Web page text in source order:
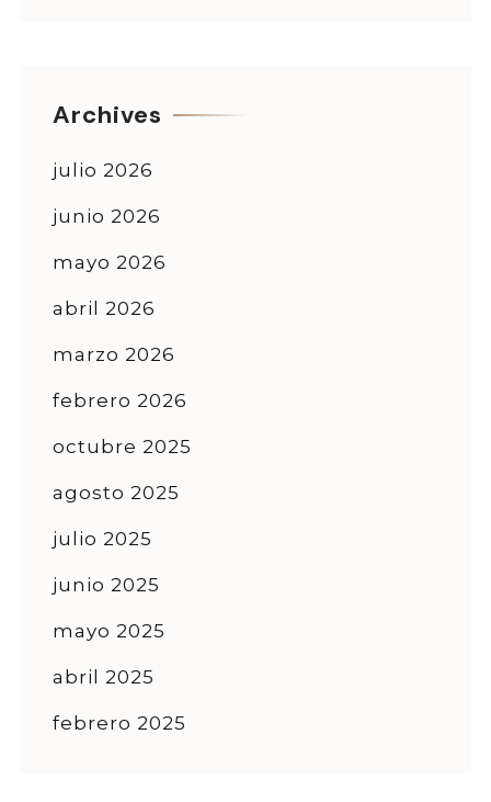
Archives
julio 2026
junio 2026
mayo 2026
abril 2026
marzo 2026
febrero 2026
octubre 2025
agosto 2025
julio 2025
junio 2025
mayo 2025
abril 2025
febrero 2025